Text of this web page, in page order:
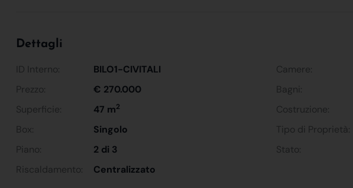
Dettagli
ID Interno: BILO1-CIVITALI Camere:
Prezzo:
€ 270.000 Bagni:
Superficie:
47 m2 Costruzione:
Box:
Singolo Tipo di Proprietà:
Piano:
2 di 3 Stato:
Riscaldamento:
Centralizzato